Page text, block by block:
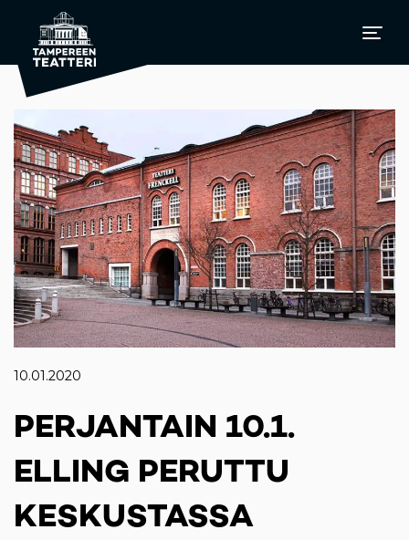
10.01.2020
PERJANTAIN 10.1.
ELLING PERUTTU
KESKUSTASSA